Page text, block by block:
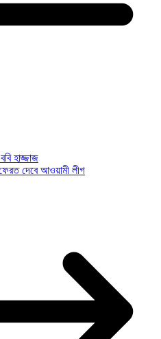
হাজ্জাজ
ফেরত দেবে আওয়ামী লীগ